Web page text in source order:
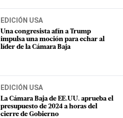
EDICIÓN USA
Una congresista afín a Trump
impulsa una moción para echar al
líder de la Cámara Baja
EDICIÓN USA
La Cámara Baja de EE.UU. aprueba el
presupuesto de 2024 a horas del
cierre de Gobierno